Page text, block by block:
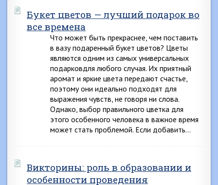
Букет цветов — лучший подарок во
все времена
Что может быть прекраснее, чем поставить
в вазу подаренный букет цветов? Цветы
являются одним из самых универсальных
подарковдля любого случая. Их приятный
аромат и яркие цвета передают счастье,
поэтому они идеально подходят для
выражения чувств, не говоря ни слова.
Однако, выбор правильного цветка для
этого особенного человека в важное время
может стать проблемой. Если добавить…
Викторины: роль в образовании и
особенности проведения